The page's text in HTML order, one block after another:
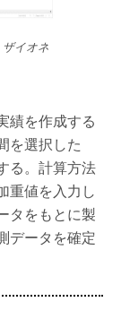
イオネ
績を作成する
を選択した
る。計算方法
重値を入力し
タをもとに製
データを確定